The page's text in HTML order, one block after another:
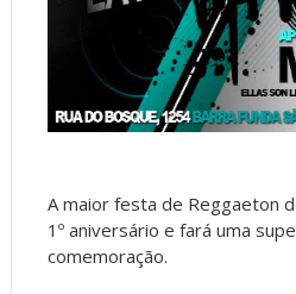
A maior festa de Reggaeton
1º aniversário e fará uma
comemoração.